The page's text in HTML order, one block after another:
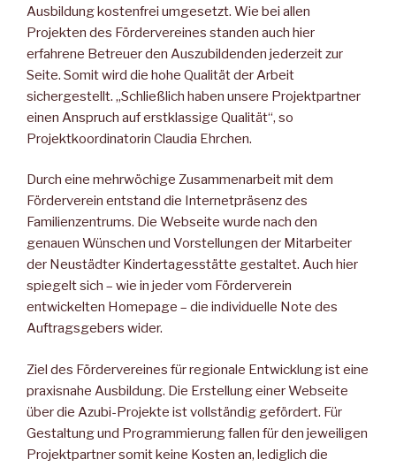
Ausbildung kostenfrei umgesetzt. Wie bei allen
Projekten des Fördervereines standen auch hier
erfahrene Betreuer den Auszubildenden jederzeit zur
Seite. Somit wird die hohe Qualität der Arbeit
sichergestellt. „Schließlich haben unsere Projektpartner
einen Anspruch auf erst­klassige Qualität“, so
Projektkoordinatorin Claudia Ehrchen.
Durch eine mehrwöchige Zusammenarbeit mit dem
Förderverein entstand die Internetpräsenz des
Familienzentrums. Die Webseite wurde nach den
genauen Wünschen und Vorstellungen der Mitar­beiter
der Neustädter Kindertagesstätte gestaltet. Auch hier
spie­gelt sich – wie in jeder vom Förderverein
entwickelten Homepage – die individuelle Note des
Auftragsgebers wider.
Ziel des Fördervereines für regionale Entwicklung ist eine
praxis­nahe Ausbildung. Die Erstellung einer Webseite
über die Azubi-Projekte ist vollständig gefördert. Für
Gestaltung und Program­mierung fallen für den jeweiligen
Projektpartner somit keine Kos­ten an, lediglich die